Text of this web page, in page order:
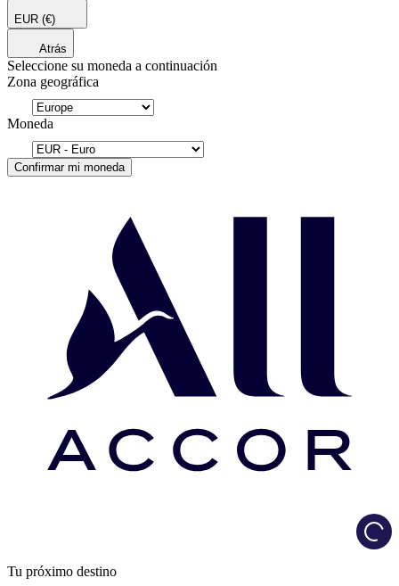
EUR (€)
Atrás
Seleccione su moneda a continuación
Zona geográfica
Moneda
Confirmar mi moneda
Tu próximo destino